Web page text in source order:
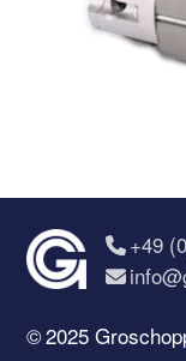
+49
© 2025